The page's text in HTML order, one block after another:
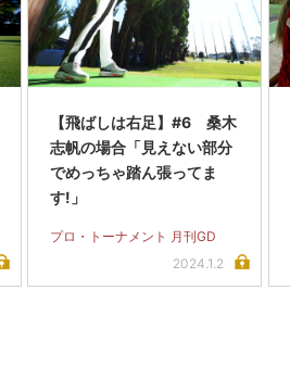
【飛ばしは右足】#6 桑木
志帆の場合「見えない部分
でめっちゃ踏ん張ってま
す!」
プロ・トーナメント 月刊GD
2024.1.2